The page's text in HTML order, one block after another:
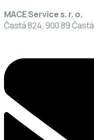
MACE Service s. r. o.
Častá 824, 900 89 Častá